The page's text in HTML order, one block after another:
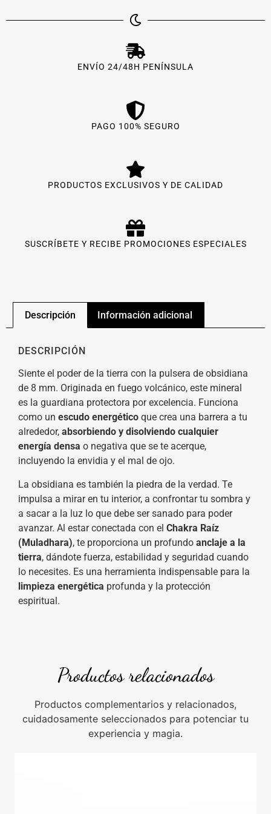
ENVÍO 24/48H PENÍNSULA
PAGO 100% SEGURO
PRODUCTOS EXCLUSIVOS Y DE CALIDAD
SUSCRÍBETE Y RECIBE PROMOCIONES ESPECIALES
Descripción Información adicional
DESCRIPCIÓN
Siente el poder de la tierra con la pulsera de obsidiana
de 8 mm. Originada en fuego volcánico, este mineral
es la guardiana protectora por excelencia. Funciona
como un escudo energético que crea una barrera a tu
alrededor, absorbiendo y disolviendo cualquier
energía densa o negativa que se te acerque,
incluyendo la envidia y el mal de ojo.
La obsidiana es también la piedra de la verdad. Te
impulsa a mirar en tu interior, a confrontar tu sombra y
a sacar a la luz lo que debe ser sanado para poder
avanzar. Al estar conectada con el Chakra Raíz
(Muladhara), te proporciona un profundo anclaje a la
tierra, dándote fuerza, estabilidad y seguridad cuando
lo necesites. Es una herramienta indispensable para la
limpieza energética profunda y la protección
espiritual.
Productos relacionados
Productos complementarios y relacionados,
cuidadosamente seleccionados para potenciar tu
experiencia y magia.